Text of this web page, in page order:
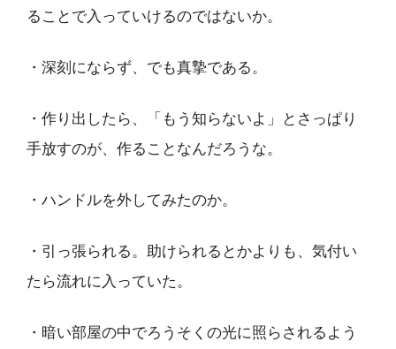
ることで入っていけるのではないか。
・深刻にならず、でも真摯である。
・作り出したら、「もう知らないよ」とさっぱり
手放すのが、作ることなんだろうな。
・ハンドルを外してみたのか。
・引っ張られる。助けられるとかよりも、気付い
たら流れに入っていた。
・暗い部屋の中でろうそくの光に照らされるよう